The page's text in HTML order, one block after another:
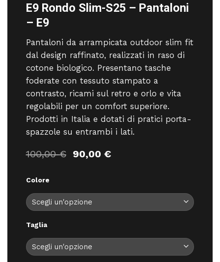
E9 Rondo Slim-S25 – Pantaloni
– E9
Pantaloni da arrampicata outdoor slim fit
dal design raffinato, realizzati in raso di
cotone biologico. Presentano tasche
foderate con tessuto stampato a
contrasto, ricami sul retro e orlo e vita
regolabili per un comfort superiore.
Prodotti in Italia e dotati di pratici porta-
spazzole su entrambi i lati.
100,00€ Il
100,00 €.
90,00 €Il
90,00 €.
Colore
Taglia